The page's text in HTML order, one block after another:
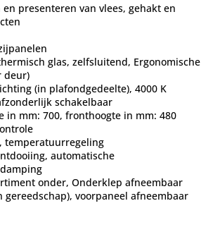
presenteren van vlees, gehakt en
glas, zelfsluitend, Ergonomische
deur)
(in plafondgedeelte), 4000 K
schakelbaar
in mm: 700, fronthoogte in mm: 480
temperatuurregeling
automatische
onder, Onderklep afneembaar
gereedschap), voorpaneel afneembaar